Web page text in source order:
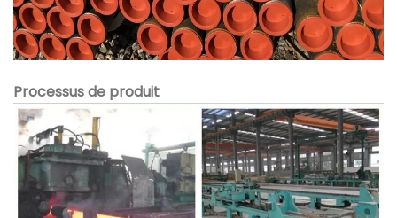
Processus de produit